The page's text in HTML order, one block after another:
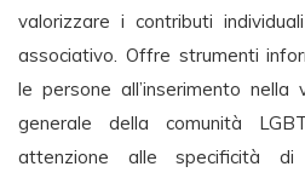
valorizzare i contributi
associativo. Offre strumenti
le persone all’inserimento
generale della comunità
attenzione alle specificità di